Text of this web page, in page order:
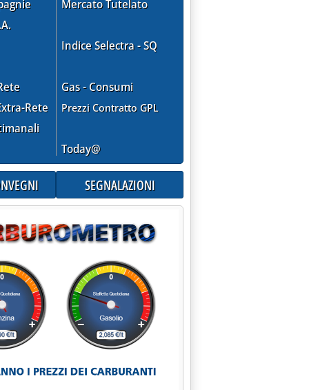
SUI MERCATI INTERNAZIONALI'
Rete
Mercato Tutelato
Indice Selectra - SQ
Gas - Consumi
Prezzi Contratto GPL
Today@
SEGNALAZIONI